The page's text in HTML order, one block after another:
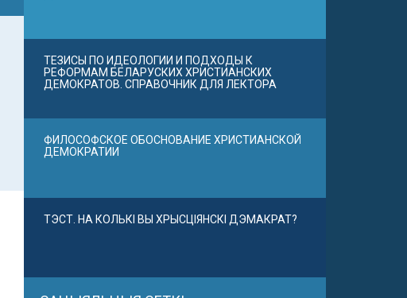
ТЕЗИСЫ ПО ИДЕОЛОГИИ И ПОДХОДЫ К
РЕФОРМАМ БЕЛАРУСКИХ ХРИСТИАНСКИХ
ДЕМОКРАТОВ. СПРАВОЧНИК ДЛЯ ЛЕКТОРА
ФИЛОСОФСКОЕ ОБОСНОВАНИЕ ХРИСТИАНСКОЙ
ДЕМОКРАТИИ
ТЭСТ. НА КОЛЬКІ ВЫ ХРЫСЦІЯНСКІ ДЭМАКРАТ?